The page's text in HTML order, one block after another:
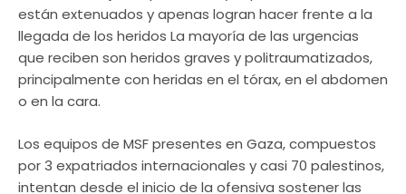
están extenuados y apenas logran hacer frente a la
llegada de los heridos La mayoría de las urgencias
que reciben son heridos graves y politraumatizados,
principalmente con heridas en el tórax, en el abdomen
o en la cara.
Los equipos de MSF presentes en Gaza, compuestos
por 3 expatriados internacionales y casi 70 palestinos,
intentan desde el inicio de la ofensiva sostener las